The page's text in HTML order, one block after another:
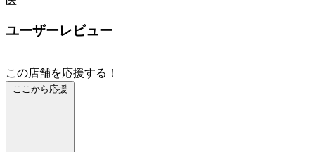
ユーザーレビュー
この店舗を応援する！
ここから応援